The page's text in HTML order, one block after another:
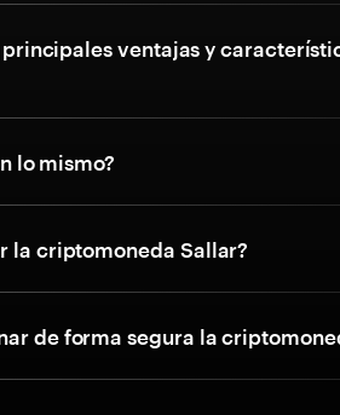
principales ventajas y
lo mismo?
la criptomoneda Sallar?
de forma segura la